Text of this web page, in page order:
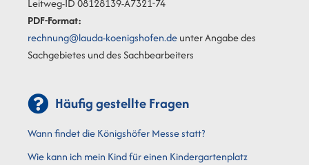
Leitweg-ID 08128139-A7321-74
PDF-Format:
rechnung@lauda-koenigshofen.deunter Angabe des
Sachgebietes und des Sachbearbeiters
Häufig gestellte Fragen
Wann findet die Königshöfer Messe statt?
Wie kann ich mein Kind für einen Kindergartenplatz